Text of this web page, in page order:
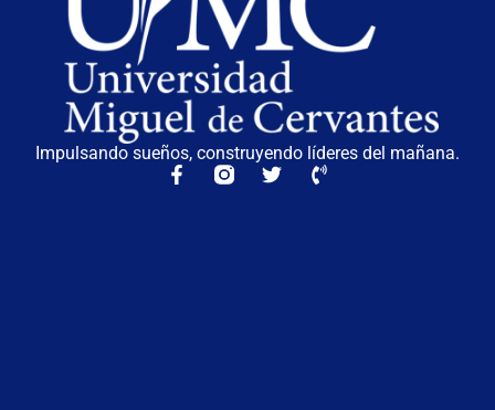
Impulsando sueños, construyendo líderes del mañana.